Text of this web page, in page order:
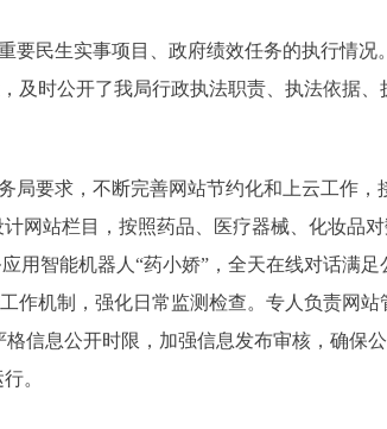
民生实事项目、政府绩效任务的执行情况
及时公开了我局行政执法职责、执法依据、
要求，不断完善网站节约化和上云工作，
网站栏目，按照药品、医疗器械、化妆品
用智能机器人“药小娇”，全天在线对话满足
作机制，强化日常监测检查。专人负责网站
信息公开时限，加强信息发布审核，确保
。